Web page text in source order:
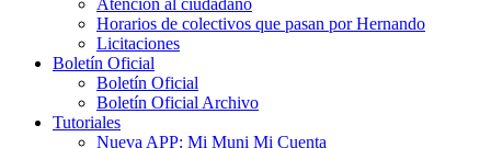
Atención al ciudadano
Horarios de colectivos que pasan por Hernando
Licitaciones
Boletín Oficial
Boletín Oficial
Boletín Oficial Archivo
Tutoriales
Nueva APP: Mi Muni Mi Cuenta